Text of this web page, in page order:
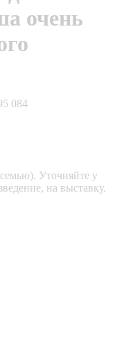
очень
084
Уточняйте у
на выставку.